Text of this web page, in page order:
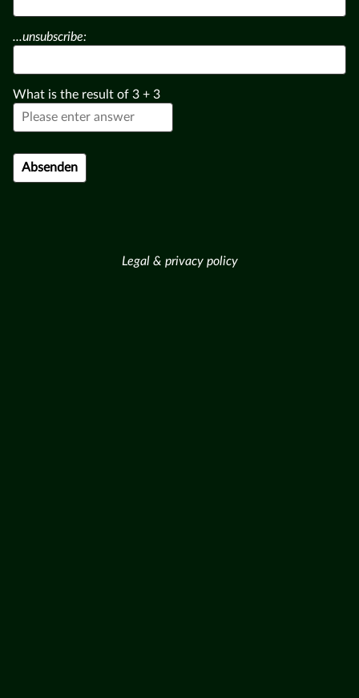
...unsubscribe:
What is the result of 3 + 3
Legal & privacy policy